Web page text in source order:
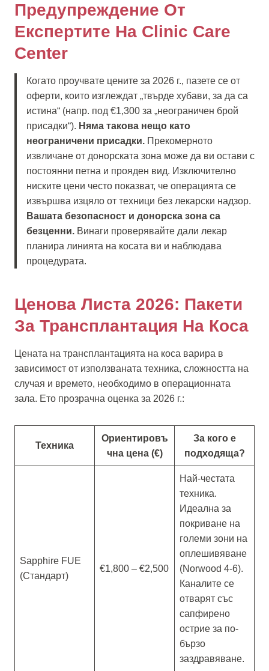
Предупреждение От
Експертите На Clinic Care
Center
Когато проучвате цените за 2026 г., пазете се от
оферти, които изглеждат „твърде хубави, за да са
истина“ (напр. под €1,300 за „неограничен брой
присадки“). Няма такова нещо като
неограничени присадки. Прекомерното
извличане от донорската зона може да ви остави с
постоянни петна и прояден вид. Изключително
ниските цени често показват, че операцията се
извършва изцяло от техници без лекарски надзор.
Вашата безопасност и донорска зона са
безценни. Винаги проверявайте дали лекар
планира линията на косата ви и наблюдава
процедурата.
Ценова Листа 2026: Пакети
За Трансплантация На Коса
Цената на трансплантацията на коса варира в
зависимост от използваната техника, сложността на
случая и времето, необходимо в операционната
зала. Ето прозрачна оценка за 2026 г.:
Техника
Ориентировъ
чна цена (€)
За кого е
подходяща?
Sapphire FUE
(Стандарт)
€1,800 – €2,500
Най-честата
техника.
Идеална за
покриване на
големи зони на
оплешивяване
(Norwood 4-6).
Каналите се
отварят със
сапфирено
острие за по-
бързо
заздравяване.